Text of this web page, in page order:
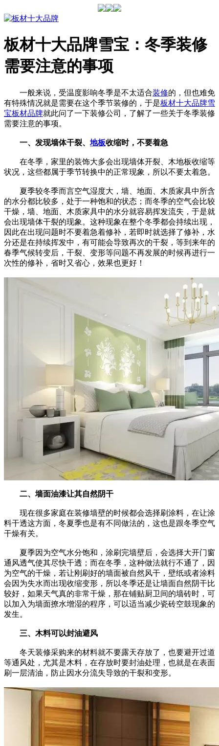
板材十大品牌雪宝：冬季装修
需要注意的事项
一般来说，受温度影响冬季是不太适合装修的，但也难免
有特殊情况就是需要在这个季节装修的，于是板材十大品牌雪
宝板材品牌就此问了一下装修公司，了解了一些关于冬季装修
需要注意的事项。
一、发现墙体干裂、 地板收缩时，不要着急
在冬季，家里的装饰大多会出现墙体开裂、木地板收缩等
状况，这些都属于季节转换中的正常现象，所以不要太着急。
夏季较冬季而言空气湿度大，墙、地面、木质家具中所含
的水分都比较多，处于一种饱和的状态；而冬季的空气会比较
干燥，墙、地面、木质家具中的水分就容易挥发流失，于是就
会出现墙体干裂的现象。这种现象在整个冬季都会持续出现，
因此在出现问题时不要着急着修补，若即时就选择了修补，水
分还是在持续挥发中，有可能会导致再次的干裂，等到来年的
春季气候转变后，干裂、变形等问题不再发展的时候再进行一
次性的修补，省时又省心，效果也更好！
二、墙面油漆让其自然阴干
现在很多家庭在装修墙壁的时候都会选择刷涂料，在让涂
料干透这方面，冬夏季也是有不同做法的，这也是跟冬季空气
干燥有关。
夏季因为空气水分饱和，涂刷完墙壁后，会选择大开门窗
通风透气使其尽快干透；而在冬季，这种做法就行不通了，因
为空气的干燥，若让刚刷好的墙面被自然风干，壁纸或者涂料
会因为失水而出现收缩变形，所以冬季还是让墙面自然阴干比
较好，如果天气真的非常干燥，那在铺贴厨卫间的墙砖时，可
以加入为墙面撩水增湿的程序，可以适当减少瓷砖空鼓现象的
发生。
三、木料可以封油避风
冬天装修采购来的材料就不要露天存放了，也要避开过道
等通风处，尤其是木料，在存放时要封油处理，也就是在表面
刷一层清油，防止因水分流失导致的干裂和变形。